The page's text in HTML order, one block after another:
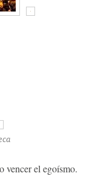
vencer el egoísmo.